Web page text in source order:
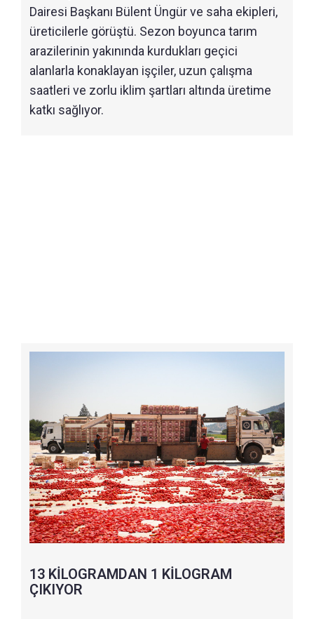
Dairesi Başkanı Bülent Üngür ve saha ekipleri,
üreticilerle görüştü. Sezon boyunca tarım
arazilerinin yakınında kurdukları geçici
alanlarla konaklayan işçiler, uzun çalışma
saatleri ve zorlu iklim şartları altında üretime
katkı sağlıyor.
13 KİLOGRAMDAN 1 KİLOGRAM
ÇIKIYOR